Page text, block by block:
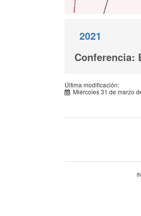
2021
Conferencia:
Última modificación:
Miércoles 31 de marzo